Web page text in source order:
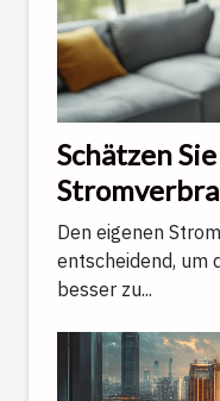
Schätzen
Finanzen
Den eigenen
entscheidend, um
besser zu...